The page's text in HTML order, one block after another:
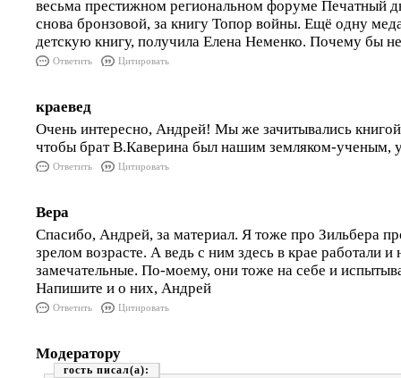
весьма престижном региональном форуме Печатный
снова бронзовой, за книгу Топор войны. Ещё одну
детскую книгу, получила Елена Неменко. Почему бы
Ответить Цитировать
краевед
Очень интересно, Андрей! Мы же зачитывались
чтобы брат В.Каверина был нашим земляком-ученым,
Ответить Цитировать
Вера
Спасибо, Андрей, за материал. Я тоже про Зильбера
зрелом возрасте. А ведь с ним здесь в крае работали
замечательные. По-моему, они тоже на себе и
Напишите и о них, Андрей
Ответить Цитировать
Модератору
гость